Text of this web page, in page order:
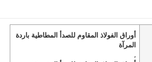
أوراق الفولاذ المقاوم للصدأ المطاطية باردة
المرآة
,